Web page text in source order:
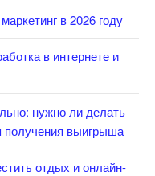
в 2026 году
в интернете и
нужно ли делать
получения выигрыша
отдых и онлайн-